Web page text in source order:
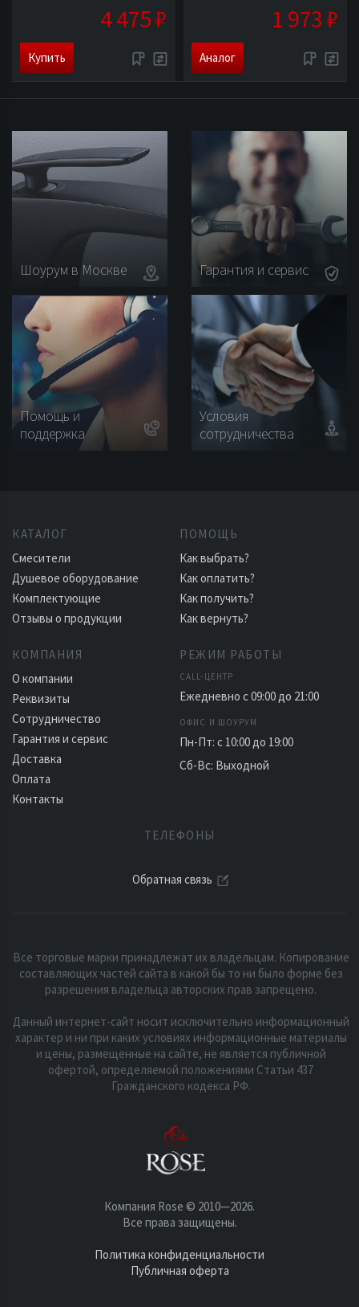
4 475 ₽
Купить
1 973 ₽
Аналог
Шоурум в Москве Гарантия и сервис
Помощь и
поддержка
Условия
сотрудничества
КАТАЛОГ
Смесители
Душевое оборудование
Комплектующие
Отзывы о продукции
ПОМОЩЬ
Как выбрать?
Как оплатить?
Как получить?
Как вернуть?
КОМПАНИЯ
О компании
Реквизиты
Сотрудничество
Гарантия и сервис
Доставка
Оплата
Контакты
РЕЖИМ РАБОТЫ
CALL-ЦЕНТР
Ежедневно с 09:00 до 21:00
ОФИС И ШОУРУМ
Пн-Пт: с 10:00 до 19:00
Сб-Вс: Выходной
ТЕЛЕФОНЫ
Обратная связь
Компания Rose © 2010—2026.
Все права защищены.
Политика конфиденциальности
Публичная оферта
Все торговые марки принадлежат их владельцам. Копирование
составляющих частей сайта в какой бы то ни было форме без
разрешения владельца авторских прав запрещено.
Данный интернет-сайт носит исключительно информационный
характер и ни при каких условиях информационные материалы
и цены, размещенные на сайте, не является публичной
офертой, определяемой положениями Статьи 437
Гражданского кодекса РФ.